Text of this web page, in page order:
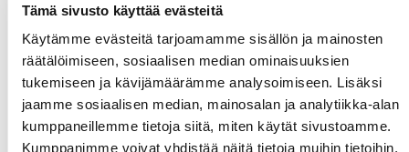
Tämä sivusto käyttää evästeitä
Käytämme evästeitä tarjoamamme sisällön ja mainosten
räätälöimiseen, sosiaalisen median ominaisuuksien
tukemiseen ja kävijämäärämme analysoimiseen. Lisäksi
jaamme sosiaalisen median, mainosalan ja analytiikka-alan
kumppaneillemme tietoja siitä, miten käytät sivustoamme.
Kumppanimme voivat yhdistää näitä tietoja muihin tietoihin,